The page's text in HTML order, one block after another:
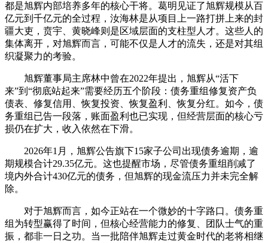
都是旭辉内部培养多年的核心干将。葛明见证了旭辉规模从百
亿元到千亿元的全过程，汝海林是从项目上一路打拼上来的封
疆大吏，贲宇、黄晓峰则是区域层面的支柱型人才。这些人的
集体离开，对旭辉而言，可能不仅是人才的流失，还是对其组
织凝聚力的考验。
旭辉董事局主席林中曾在2022年提出，旭辉从“活下
来”到“彻底站起来”需要经历五个阶段：债务重组修复资产负
债表、修复信用、恢复投资、恢复盈利、恢复分红。如今，债
务重组已告一段落，账面盈利也已实现，但经营层面的核心亏
损仍在扩大，收入依然在下滑。
2026年1月，旭辉公告旗下15家子公司出现债务逾期，逾
期规模合计29.35亿元。这也提醒市场，尽管债务重组削减了
境内外合计430亿元的债务，但旭辉的现金流压力并未完全解
除。
对于旭辉而言，如今正站在一个微妙的十字路口。债务重
组为转型赢得了时间，但核心经营能力的修复、团队士气的重
振，都非一日之功。当一批陪伴旭辉走过黄金时代的老将相继